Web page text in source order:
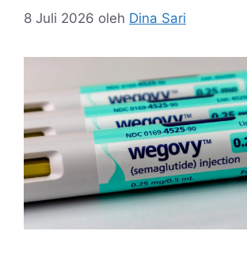
8 Juli 2026 oleh Dina Sari